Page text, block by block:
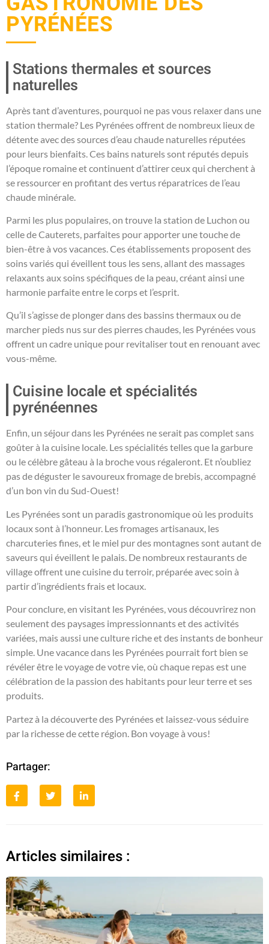
PYRÉNÉES
Stations thermales et sources
naturelles
Après tant d’aventures, pourquoi ne pas vous relaxer dans une
station thermale? Les Pyrénées offrent de nombreux lieux de
détente avec des sources d’eau chaude naturelles réputées
pour leurs bienfaits. Ces bains naturels sont réputés depuis
l’époque romaine et continuent d’attirer ceux qui cherchent à
se ressourcer en profitant des vertus réparatrices de l’eau
chaude minérale.
Parmi les plus populaires, on trouve la station de Luchon ou
celle de Cauterets, parfaites pour apporter une touche de
bien-être à vos vacances. Ces établissements proposent des
soins variés qui éveillent tous les sens, allant des massages
relaxants aux soins spécifiques de la peau, créant ainsi une
harmonie parfaite entre le corps et l’esprit.
Qu’il s’agisse de plonger dans des bassins thermaux ou de
marcher pieds nus sur des pierres chaudes, les Pyrénées vous
offrent un cadre unique pour revitaliser tout en renouant avec
vous-même.
Cuisine locale et spécialités
pyrénéennes
Enfin, un séjour dans les Pyrénées ne serait pas complet sans
goûter à la cuisine locale. Les spécialités telles que la garbure
ou le célèbre gâteau à la broche vous régaleront. Et n’oubliez
pas de déguster le savoureux fromage de brebis, accompagné
d’un bon vin du Sud-Ouest!
Les Pyrénées sont un paradis gastronomique où les produits
locaux sont à l’honneur. Les fromages artisanaux, les
charcuteries fines, et le miel pur des montagnes sont autant de
saveurs qui éveillent le palais. De nombreux restaurants de
village offrent une cuisine du terroir, préparée avec soin à
partir d’ingrédients frais et locaux.
Pour conclure, en visitant les Pyrénées, vous découvrirez non
seulement des paysages impressionnants et des activités
variées, mais aussi une culture riche et des instants de bonheur
simple. Une vacance dans les Pyrénées pourrait fort bien se
révéler être le voyage de votre vie, où chaque repas est une
célébration de la passion des habitants pour leur terre et ses
produits.
Partez à la découverte des Pyrénées et laissez-vous séduire
par la richesse de cette région. Bon voyage à vous!
Partager:
Articles similaires :